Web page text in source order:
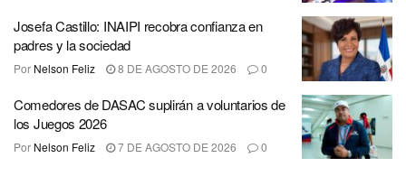
Josefa Castillo: INAIPI recobra confianza en
padres y la sociedad
Por Nelson Feliz 8 DE AGOSTO DE 2026 0
Comedores de DASAC suplirán a voluntarios de
los Juegos 2026
Por Nelson Feliz 7 DE AGOSTO DE 2026 0